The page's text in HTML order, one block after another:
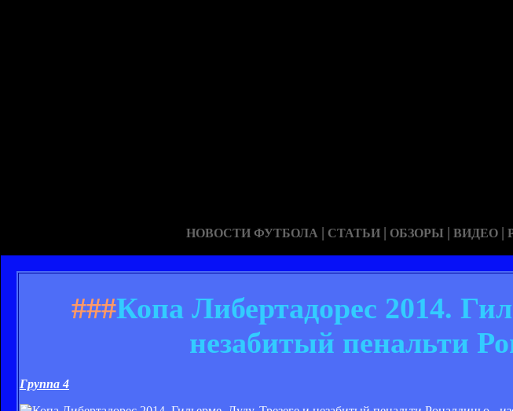
НОВОСТИ ФУТБОЛА | СТАТЬИ | ОБЗОРЫ | ВИДЕО |
###Копа Либертадорес 2014.
незабитый пенальти
Группа 4